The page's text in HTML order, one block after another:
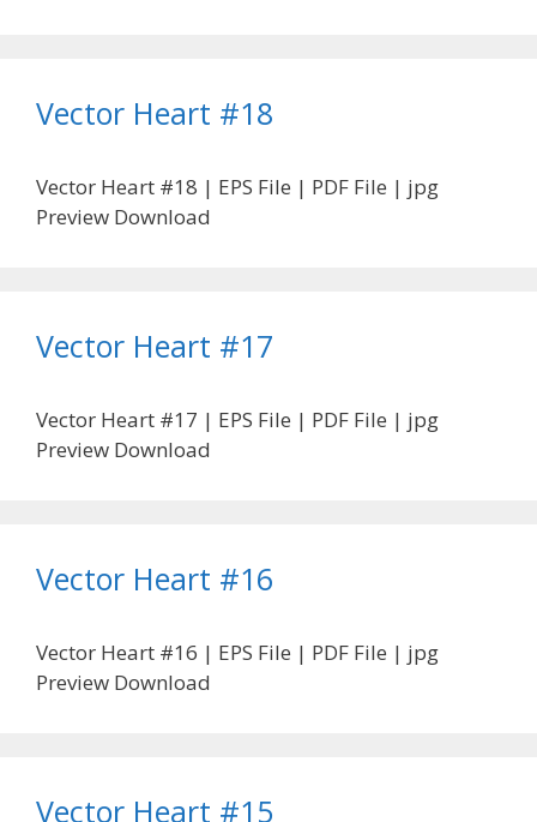
Vector Heart #18
Vector Heart #18 | EPS File | PDF File | jpg
Preview Download
Vector Heart #17
Vector Heart #17 | EPS File | PDF File | jpg
Preview Download
Vector Heart #16
Vector Heart #16 | EPS File | PDF File | jpg
Preview Download
Vector Heart #15